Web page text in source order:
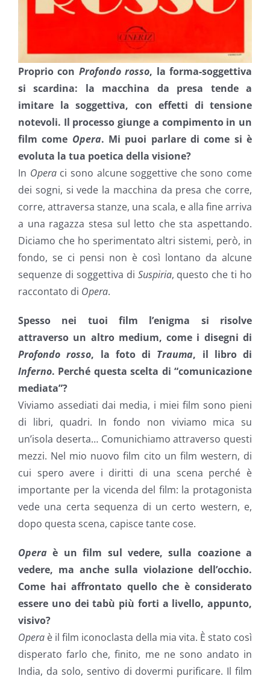
Proprio con Profondo rosso, la forma-soggettiva
si scardina: la macchina da presa tende a
imitare la soggettiva, con effetti di tensione
notevoli. Il processo giunge a compimento in un
film come Opera. Mi puoi parlare di come si è
evoluta la tua poetica della visione?
In Operaci sono alcune soggettive che sono come
dei sogni, si vede la macchina da presa che corre,
corre, attraversa stanze, una scala, e alla fine arriva
a una ragazza stesa sul letto che sta aspettando.
Diciamo che ho sperimentato altri sistemi, però, in
fondo, se ci pensi non è così lontano da alcune
sequenze di soggettiva di Suspiria, questo che ti ho
raccontato di Opera.
Spesso nei tuoi film l’enigma si risolve
attraverso un altro medium, come i disegni di
Profondo rosso, la foto di Trauma, il libro di
Inferno. Perché questa scelta di “comunicazione
mediata”?
Viviamo assediati dai media, i miei film sono pieni
di libri, quadri. In fondo non viviamo mica su
un’isola deserta… Comunichiamo attraverso questi
mezzi. Nel mio nuovo film cito un film western, di
cui spero avere i diritti di una scena perché è
importante per la vicenda del film: la protagonista
vede una certa sequenza di un certo western, e,
dopo questa scena, capisce tante cose.
Opera è un film sul vedere, sulla coazione a
vedere, ma anche sulla violazione dell’occhio.
Come hai affrontato quello che è considerato
essere uno dei tabù più forti a livello, appunto,
visivo?
Opera è il film iconoclasta della mia vita. È stato così
disperato farlo che, finito, me ne sono andato in
India, da solo, sentivo di dovermi purificare. Il film